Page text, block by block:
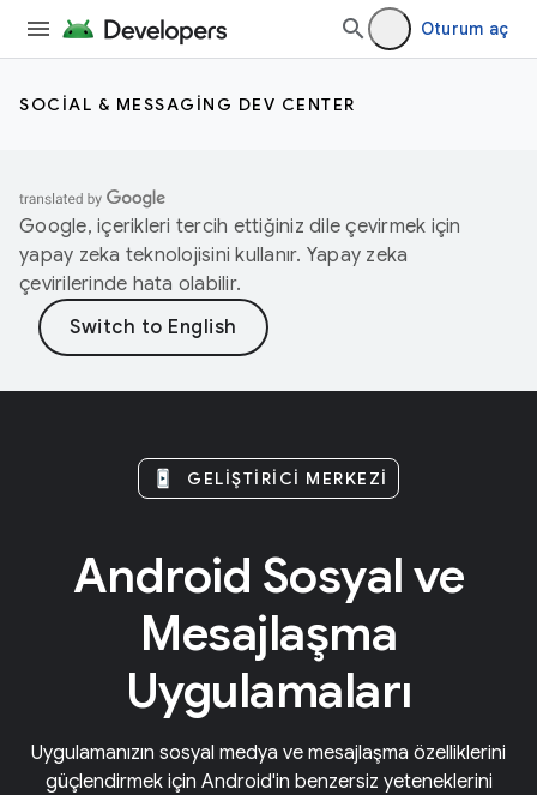
Oturum aç
SOCIAL & MESSAGING DEV CENTER
Google, içerikleri tercih ettiğiniz dile çevirmek için
yapay zeka teknolojisini kullanır. Yapay zeka
çevirilerinde hata olabilir.
GELIŞTIRICI MERKEZI
Android Sosyal ve
Mesajlaşma
Uygulamaları
Uygulamanızın sosyal medya ve mesajlaşma özelliklerini
güçlendirmek için Android'in benzersiz yeteneklerini